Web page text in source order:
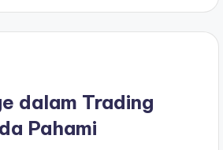
dalam Trading
Pahami